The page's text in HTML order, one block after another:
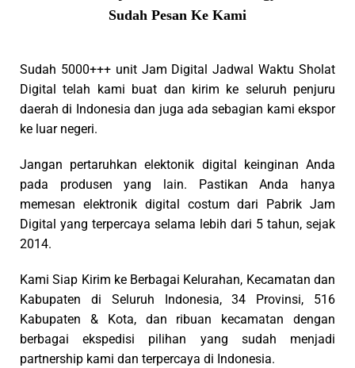
Sudah Pesan Ke Kami
Sudah 5000+++ unit Jam Digital Jadwal Waktu Sholat
Digital telah kami buat dan kirim ke seluruh penjuru
daerah di Indonesia dan juga ada sebagian kami ekspor
ke luar negeri.
Jangan pertaruhkan elektonik digital keinginan Anda
pada produsen yang lain. Pastikan Anda hanya
memesan elektronik digital costum dari Pabrik Jam
Digital yang terpercaya selama lebih dari 5 tahun, sejak
2014.
Kami Siap Kirim ke Berbagai Kelurahan, Kecamatan dan
Kabupaten di Seluruh Indonesia, 34 Provinsi, 516
Kabupaten & Kota, dan ribuan kecamatan dengan
berbagai ekspedisi pilihan yang sudah menjadi
partnership kami dan terpercaya di Indonesia.